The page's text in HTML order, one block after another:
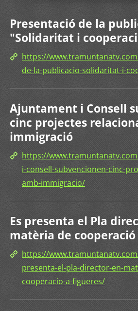
Presentació de la
"Solidaritat i
https://
de-la-publicacio-solidaritat-i-
Ajuntament i Consell
cinc projectes
immigració
https://
i-consell-subvencionen-cinc-
amb-immigracio/
Es presenta el Pla
matèria de cooperació
https://
presenta-el-pla-director-en-
cooperacio-a-figueres/